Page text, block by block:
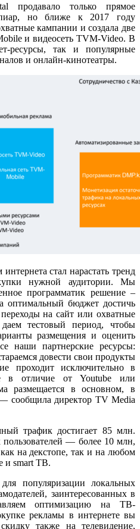
продавало только прямое
но ближе к 2017 году
кампании и создала две
и видеосеть TVM-Video. В
ресурсы, так и популярные
и онлайн-кинотеатры.
стал нарастать тренд
нужной аудитории. Мы
программатик решение –
оптимальный бюджет достичь
на сайт или охватные
тестовый период, чтобы
размещения и оценить
наши партнерские ресурсы:
довести свои продукты
проходит исключительно в
в отличие от Youtube или
размещается в основном, в
— сообщила директор TV Media
трафик достигает 85 млн.
— более 10 млн,
на декстопе, так и на любом
и smart ТВ.
популяризации локальных
заинтересованных в
оптимизацию на ТВ-
рекламы в интернете вы
также на телевидение,